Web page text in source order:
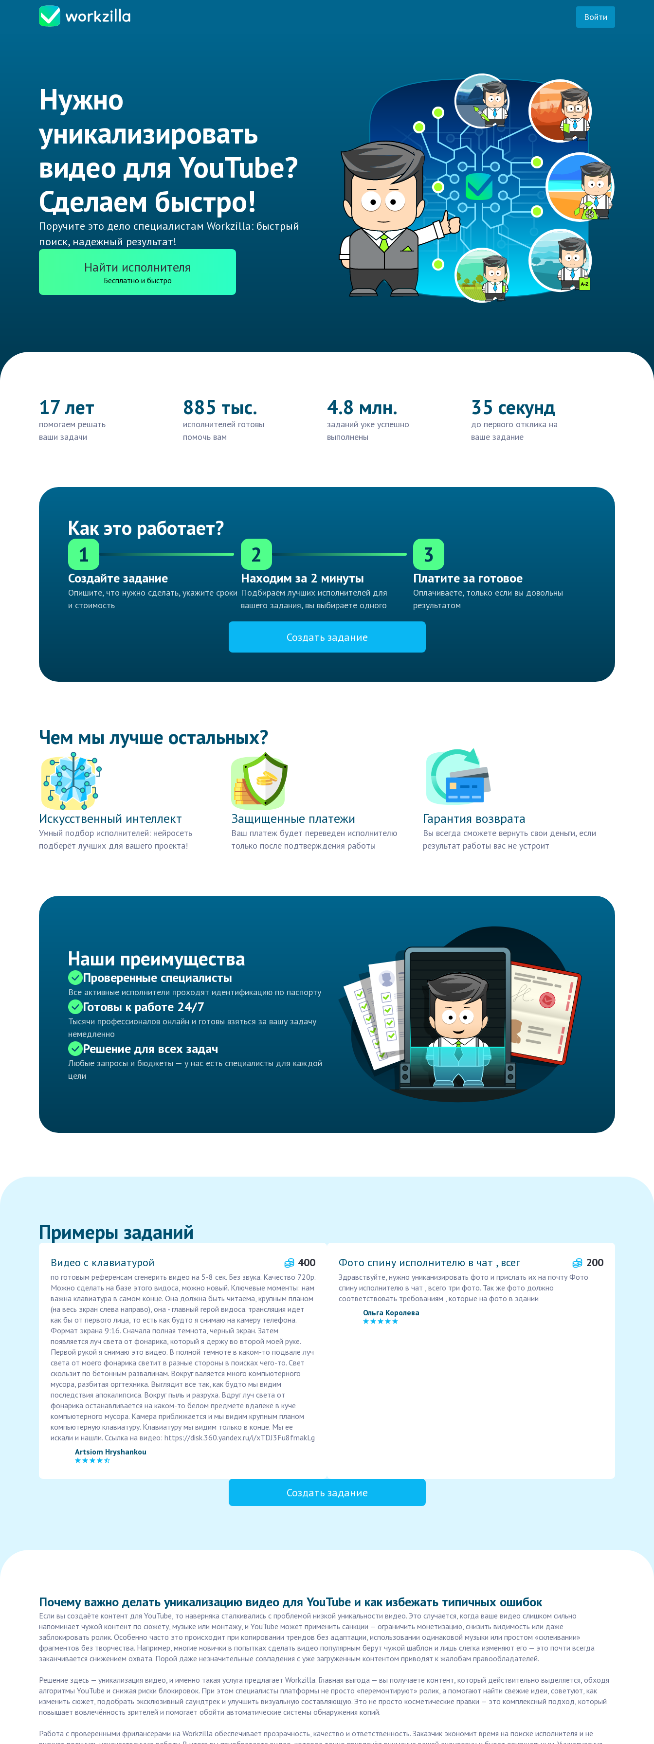
Войти
Нужно
уникализировать
видео для YouTube?
Сделаем быстро!
Поручите это дело специалистам Workzilla: быстрый
поиск, надежный результат!
Найти исполнителя
Бесплатно и быстро
17 лет
помогаем решать
ваши задачи
885 тыс.
исполнителей готовы
помочь вам
4.8 млн.
заданий уже успешно
выполнены
35 секунд
до первого отклика на
ваше задание
Как это работает?
1
Создайте задание
Опишите, что нужно сделать, укажите сроки
и стоимость
2
Находим за 2 минуты
Подбираем лучших исполнителей для
вашего задания, вы выбираете одного
3
Платите за готовое
Оплачиваете, только если вы довольны
результатом
Создать задание
Чем мы лучше остальных?
Искусственный интеллект
Умный подбор исполнителей: нейросеть
подберёт лучших для вашего проекта!
Защищенные платежи
Ваш платеж будет переведен исполнителю
только после подтверждения работы
Гарантия возврата
Вы всегда сможете вернуть свои деньги, если
результат работы вас не устроит
Наши преимущества
Проверенные специалисты
Все активные исполнители проходят идентификацию по паспорту
Готовы к работе 24/7
Тысячи профессионалов онлайн и готовы взяться за вашу задачу
немедленно
Решение для всех задач
Любые запросы и бюджеты — у нас есть специалисты для каждой
цели
Примеры заданий
Видео с клавиатурой 400
по готовым референсам сгенерить видео на 5-8 сек. Без звука. Качество 720р.
Можно сделать на базе этого видоса, можно новый. Ключевые моменты: нам
важна клавиатура в самом конце. Она должна быть читаема, крупным планом
(на весь экран слева направо), она - главный герой видоса. трансляция идет
как бы от первого лица, то есть как будто я снимаю на камеру телефона.
Формат экрана 9:16. Сначала полная темнота, черный экран. Затем
появляется луч света от фонарика, который я держу во второй моей руке.
Первой рукой я снимаю это видео. В полной темноте в каком-то подвале луч
света от моего фонарика светит в разные стороны в поисках чего-то. Свет
скользит по бетонным развалинам. Вокруг валяется много компьютерного
мусора, разбитая оргтехника. Выглядит все так, как будто мы видим
последствия апокалипсиса. Вокруг пыль и разруха. Вдруг луч света от
фонарика останавливается на каком-то белом предмете вдалеке в куче
компьютерного мусора. Камера приближается и мы видим крупным планом
компьютерную клавиатуру. Клавиатуру мы видим только в конце. Мы ее
искали и нашли. Ссылка на видео: https://disk.360.yandex.ru/i/xTDJ3Fu8fmakLg
Artsiom Hryshankou
Фото спину исполнителю в чат , всег 200
Здравствуйте, нужно униканизировать фото и прислать их на почту Фото
спину исполнителю в чат , всего три фото. Так же фото должно
соответствовать требованиям , которые на фото в здании
Ольга Королева
Создать задание
Почему важно делать уникализацию видео для YouTube и как избежать типичных ошибок
Если вы создаёте контент для YouTube, то наверняка сталкивались с проблемой низкой уникальности видео. Это случается, когда ваше видео слишком сильно
напоминает чужой контент по сюжету, музыке или монтажу, и YouTube может применить санкции — ограничить монетизацию, снизить видимость или даже
заблокировать ролик. Особенно часто это происходит при копировании трендов без адаптации, использовании одинаковой музыки или простом «склеивании»
фрагментов без творчества. Например, многие новички в попытках сделать видео популярным берут чужой шаблон и лишь слегка изменяют его — это почти всегда
заканчивается снижением охвата. Порой даже незначительные совпадения с уже загруженным контентом приводят к жалобам правообладателей.
Решение здесь — уникализация видео, и именно такая услуга предлагает Workzilla. Главная выгода — вы получаете контент, который действительно выделяется, обходя
алгоритмы YouTube и снижая риски блокировок. При этом специалисты платформы не просто «перемонтируют» ролик, а помогают найти свежие идеи, советуют, как
изменить сюжет, подобрать эксклюзивный саундтрек и улучшить визуальную составляющую. Это не просто косметические правки — это комплексный подход, который
повышает вовлечённость зрителей и помогает обойти автоматические системы обнаружения копий.
Работа с проверенными фрилансерами на Workzilla обеспечивает прозрачность, качество и ответственность. Заказчик экономит время на поиске исполнителя и не